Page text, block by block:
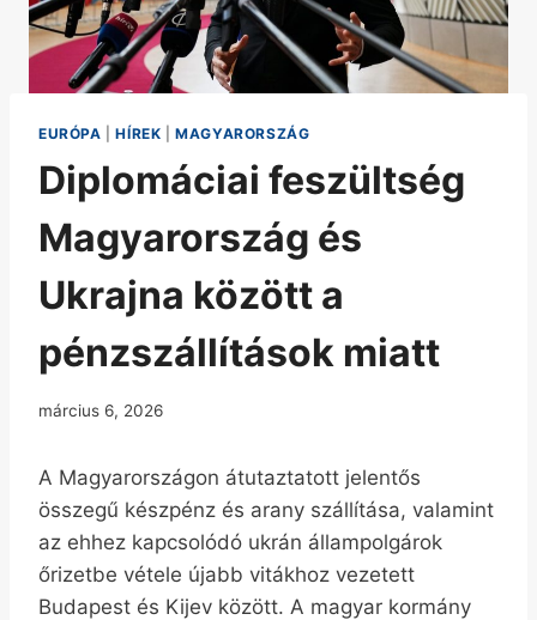
EURÓPA |HÍREK |MAGYARORSZÁG
Diplomáciai feszültség
Magyarország és
Ukrajna között a
pénzszállítások miatt
március 6, 2026
A Magyarországon átutaztatott jelentős
összegű készpénz és arany szállítása, valamint
az ehhez kapcsolódó ukrán állampolgárok
őrizetbe vétele újabb vitákhoz vezetett
Budapest és Kijev között. A magyar kormány